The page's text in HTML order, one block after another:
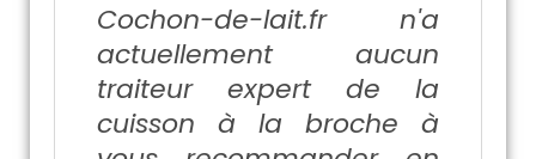
Cochon-de-lait.fr n'a
actuellement aucun
traiteur expert de la
cuisson à la broche à